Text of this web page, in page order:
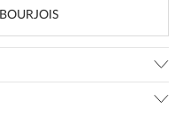
BOURJOIS